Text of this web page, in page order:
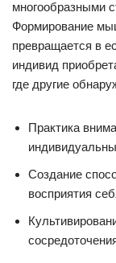
многообразными
Формирование
превращается в
индивид
где другие
Практика
Создание
восприятия